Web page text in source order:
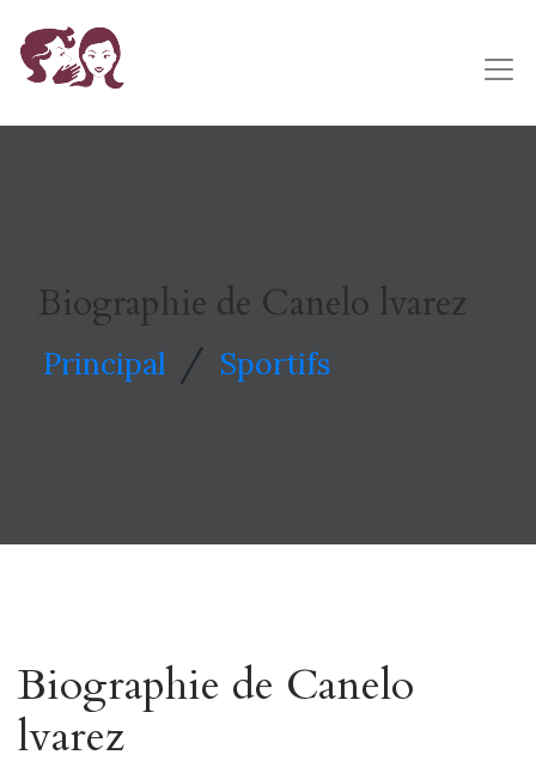
Biographie de Canelo lvarez
Principal / Sportifs
Biographie de Canelo
lvarez